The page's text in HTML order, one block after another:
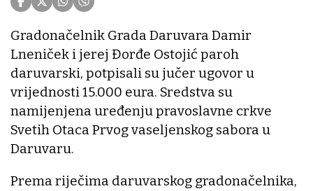
Gradonačelnik Grada Daruvara Damir
Lneniček i jerej Đorđe Ostojić paroh
daruvarski, potpisali su jučer ugovor u
vrijednosti 15.000 eura. Sredstva su
namijenjena uređenju pravoslavne crkve
Svetih Otaca Prvog vaseljenskog sabora u
Daruvaru.
Prema riječima daruvarskog gradonačelnika,